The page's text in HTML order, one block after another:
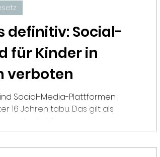
definitiv: Social-
für Kinder in
verboten
Social-Media-Plattformen
16 Jahren tabu. Das gilt als
Fehlbaren...